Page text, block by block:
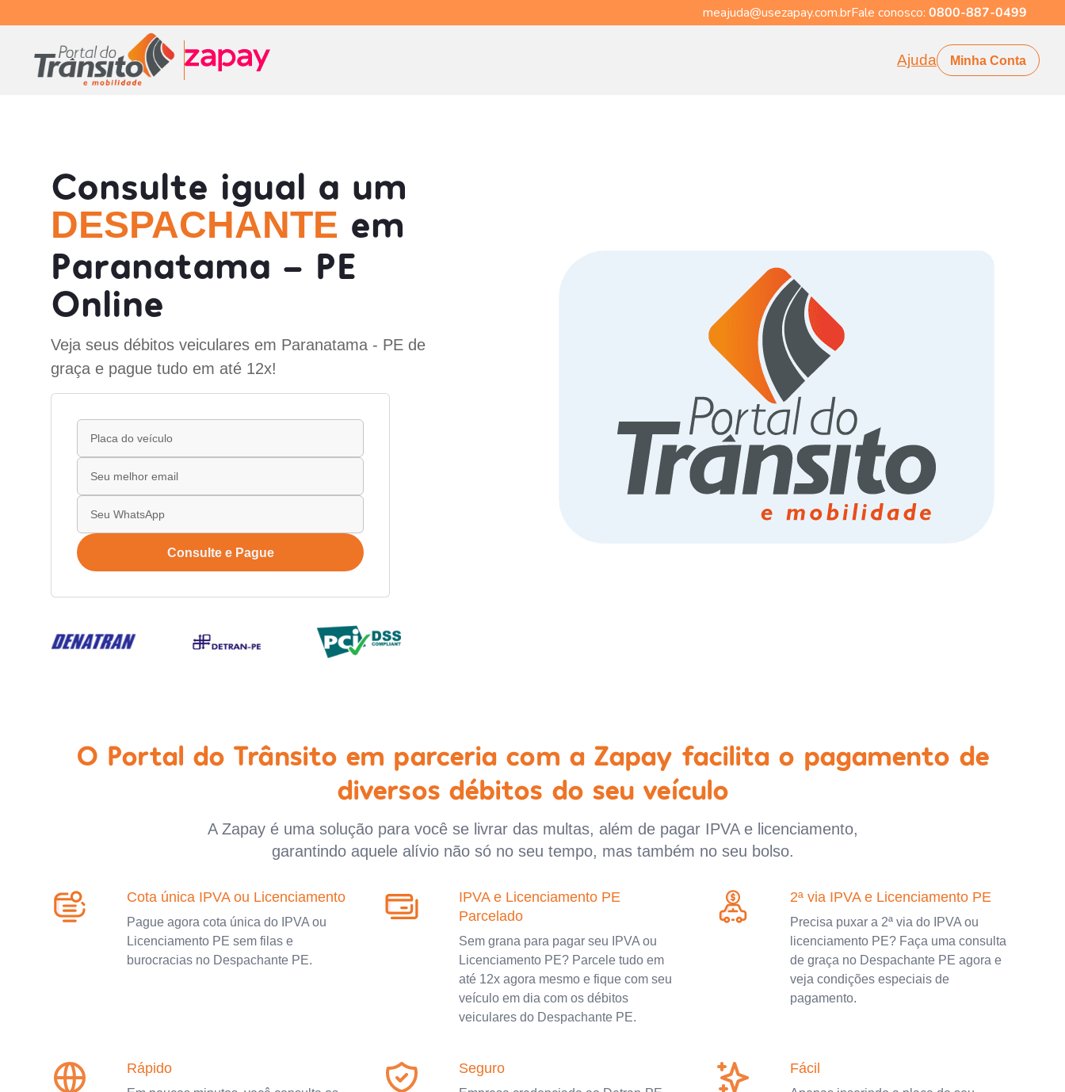
meajuda@usezapay.com.brFale conosco: 0800-887-0499
Ajuda Minha Conta
Consulte igual a um
DESPACHANTE em
Paranatama - PE
Online
Veja seus débitos veiculares em Paranatama - PE de
graça e pague tudo em até 12x!
Consulte e Pague
O Portal do Trânsito em parceria com a Zapay facilita o pagamento de
diversos débitos do seu veículo
A Zapay é uma solução para você se livrar das multas, além de pagar IPVA e licenciamento,
garantindo aquele alívio não só no seu tempo, mas também no seu bolso.
Cota única IPVA ou Licenciamento
Pague agora cota única do IPVA ou
Licenciamento PE sem filas e
burocracias no Despachante PE.
IPVA e Licenciamento PE
Parcelado
Sem grana para pagar seu IPVA ou
Licenciamento PE? Parcele tudo em
até 12x agora mesmo e fique com seu
veículo em dia com os débitos
veiculares do Despachante PE.
2ª via IPVA e Licenciamento PE
Precisa puxar a 2ª via do IPVA ou
licenciamento PE? Faça uma consulta
de graça no Despachante PE agora e
veja condições especiais de
pagamento.
Rápido Seguro Fácil